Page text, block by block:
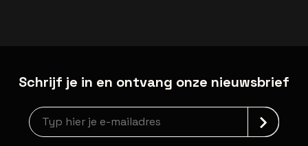
Schrijf je in en ontvang onze nieuwsbrief
Nieuwsbrief aanmelding